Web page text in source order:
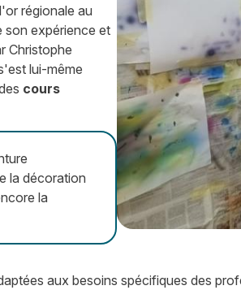
régionale au
son expérience et
Christophe
lui-même
cours
la décoration
la
aux besoins spécifiques des